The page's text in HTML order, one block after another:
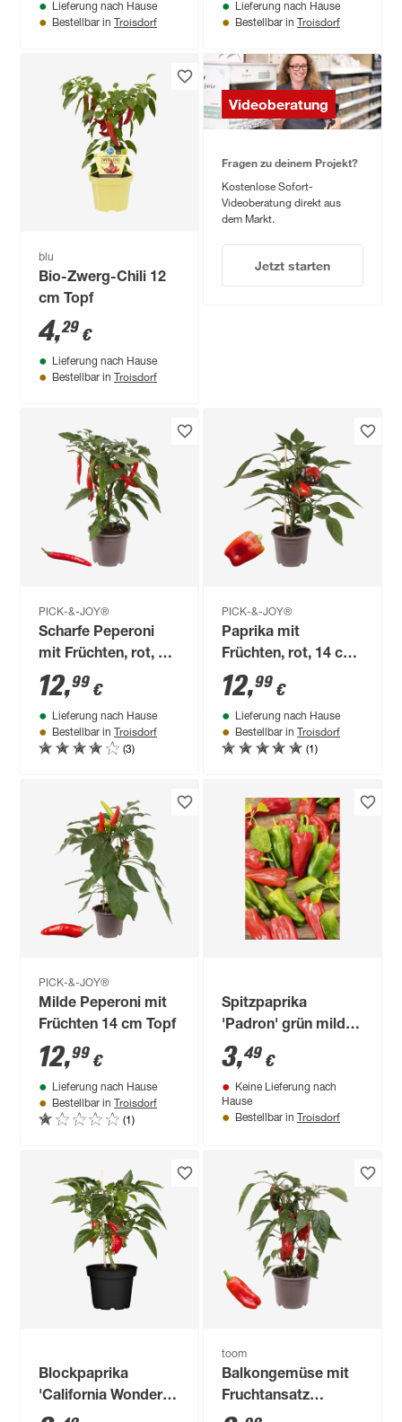
Lieferung nach Hause
Bestellbar in Troisdorf
Lieferung nach Hause
Bestellbar in Troisdorf
blu
Bio-Zwerg-Chili 12
cm Topf
4,29 €
Lieferung nach Hause
Bestellbar in Troisdorf
Videoberatung
Fragen zu deinem Projekt?
Kostenlose Sofort-
Videoberatung direkt aus
dem Markt.
Jetzt starten
PICK-&-JOY®
Scharfe Peperoni
mit Früchten, rot, 14
cm Topf
12,99 €
Lieferung nach Hause
Bestellbar in Troisdorf
(3)
PICK-&-JOY®
Paprika mit
Früchten, rot, 14 cm
Topf
12,99 €
Lieferung nach Hause
Bestellbar in Troisdorf
(1)
PICK-&-JOY®
Milde Peperoni mit
Früchten 14 cm Topf
12,99 €
Lieferung nach Hause
Bestellbar in Troisdorf
(1)
Spitzpaprika
'Padron' grün mild
10,5 cm Topf
3,49 €
Keine Lieferung nach
Hause
Bestellbar in Troisdorf
Blockpaprika
'California Wonder'
rot 10,5 cm Topf
toom
Balkongemüse mit
Fruchtansatz
verschiedene Sorten